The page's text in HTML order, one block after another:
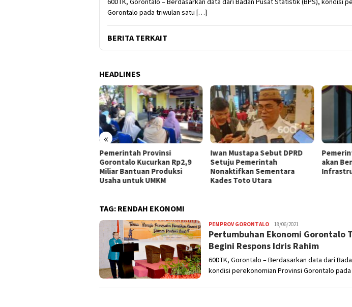
Gorontalo pada triwulan satu […]
BERITA TERKAIT
HEADLINES
«
Pemerintah Provinsi
Gorontalo Kucurkan Rp2,9
Miliar Bantuan Produksi
Usaha untuk UMKM
Iwan Mustapa Sebut DPRD
Setuju Pemerintah
Nonaktifkan Sementara
Kades Toto Utara
akan
TAG: RENDAH EKONOMI
PEMPROV GORONTALO Nikhen
Mokoginta
18/06/2021
Pertumbuhan Ekonomi Gorontalo
Begini Respons Idris Rahim
60DTK, Gorontalo – Berdasarkan data dari
kondisi perekonomian Provinsi Gorontalo